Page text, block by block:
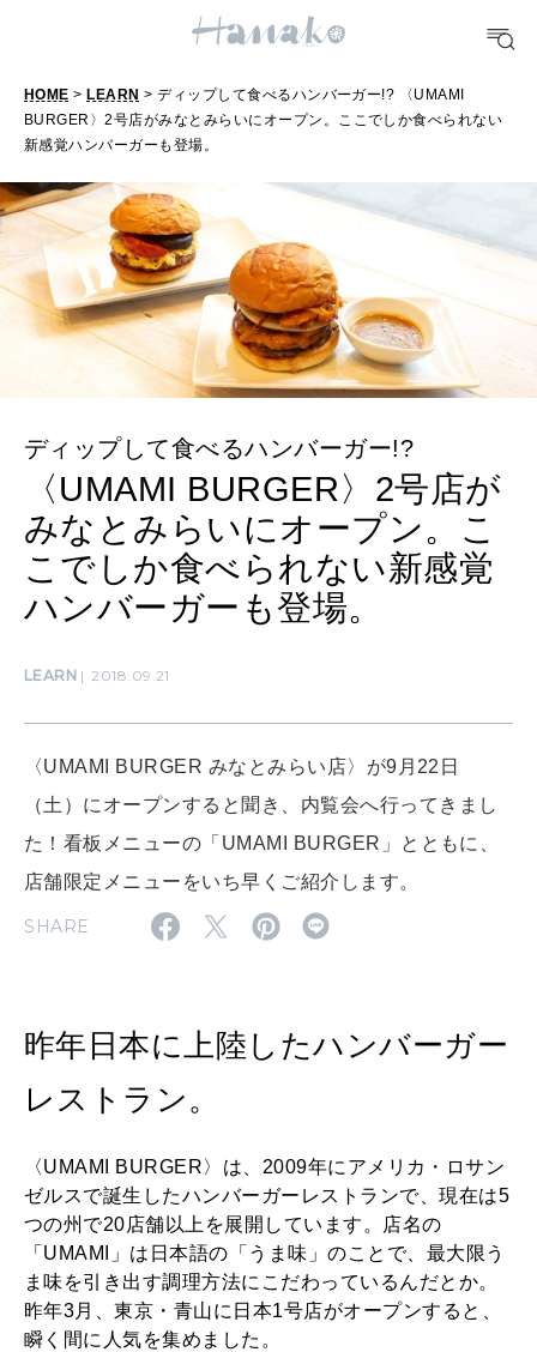
TRAVEL
明日のわたし
[12星座別] Weekly Holoscope
[12星座別] Monthly Love Holoscope
女神まり愛のタロットメッセージ
HEALTH
自分にやさしく
MAMA
ママもいろいろ
CULTURE
WORK&MONEY
2026年9月号「北海道 おいしく遊ぶ、夏のご褒美旅。」
2026年7月号「鎌倉 ローカルが 教えてくれた 本当の歩き方。」
2026年6月号「大銀座 トレンドが生まれる 新しい一流店へ。」
2026年5月号「“大好き”に出会いに。韓国」
MAGAZINE MOOK
FOLLOW US!
HOME > LEARN > ディップして食べるハンバーガー!? 〈UMAMI
BURGER〉2号店がみなとみらいにオープン。ここでしか食べられない
新感覚ハンバーガーも登場。
ディップして食べるハンバーガー!?
〈UMAMI BURGER〉2号店が
みなとみらいにオープン。こ
こでしか食べられない新感覚
ハンバーガーも登場。
LEARN 2018.09.21
〈UMAMI BURGER みなとみらい店〉が9月22日
（土）にオープンすると聞き、内覧会へ行ってきまし
た！看板メニューの「UMAMI BURGER」とともに、
店舗限定メニューをいち早くご紹介します。
SHARE
昨年日本に上陸したハンバーガー
レストラン。
〈UMAMI BURGER〉は、2009年にアメリカ・ロサン
ゼルスで誕生したハンバーガーレストランで、現在は5
つの州で20店舗以上を展開しています。店名の
「UMAMI」は日本語の「うま味」のことで、最大限う
ま味を引き出す調理方法にこだわっているんだとか。
昨年3月、東京・青山に日本1号店がオープンすると、
瞬く間に人気を集めました。